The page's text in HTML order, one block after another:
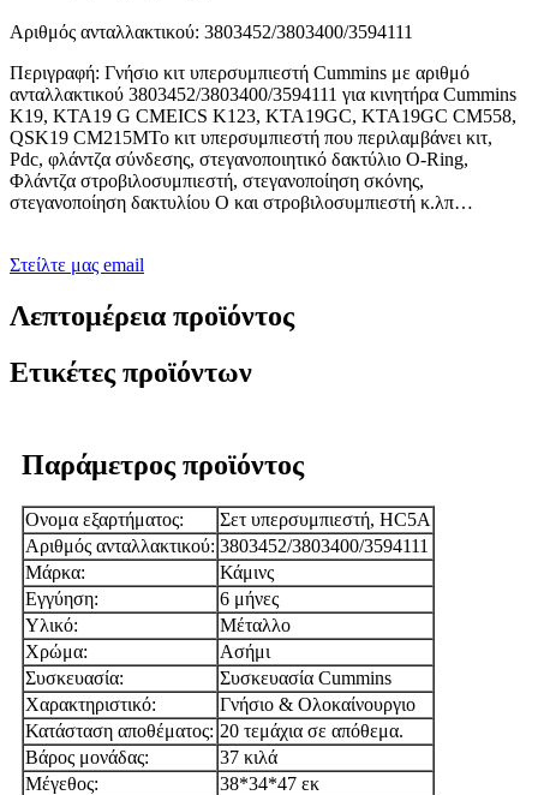
Αριθμός ανταλλακτικού: 3803452/3803400/3594111
Περιγραφή: Γνήσιο κιτ υπερσυμπιεστή Cummins με αριθμό
ανταλλακτικού 3803452/3803400/3594111 για κινητήρα Cummins
K19, KTA19 G CMEICS K123, KTA19GC, KTA19GC CM558,
QSK19 CM215MΤο κιτ υπερσυμπιεστή που περιλαμβάνει κιτ,
Pdc, φλάντζα σύνδεσης, στεγανοποιητικό δακτύλιο O-Ring,
Φλάντζα στροβιλοσυμπιεστή, στεγανοποίηση σκόνης,
στεγανοποίηση δακτυλίου O και στροβιλοσυμπιεστή κ.λπ…
Στείλτε μας email
Λεπτομέρεια προϊόντος
Ετικέτες προϊόντων
Παράμετρος προϊόντος
Ονομα εξαρτήματος:
Σετ υπερσυμπιεστή, HC5A
Αριθμός ανταλλακτικού: 3803452/3803400/3594111
Μάρκα:
Κάμινς
Εγγύηση:
6 μήνες
Υλικό:
Μέταλλο
Χρώμα:
Ασήμι
Συσκευασία:
Συσκευασία Cummins
Χαρακτηριστικό:
Γνήσιο & Ολοκαίνουργιο
Κατάσταση αποθέματος: 20 τεμάχια σε απόθεμα.
Βάρος μονάδας:
37 κιλά
Μέγεθος:
38*34*47 εκ